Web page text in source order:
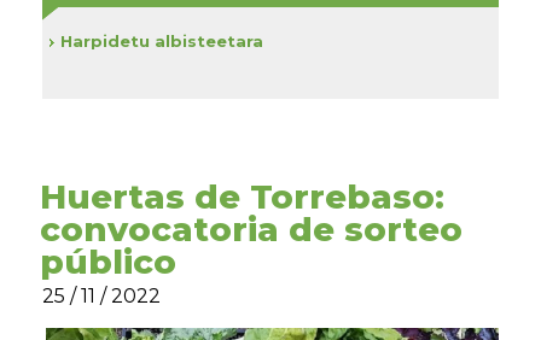
Huertas de Torrebaso:
convocatoria de sorteo
público
25 / 11 / 2022
Harpidetu albisteetara